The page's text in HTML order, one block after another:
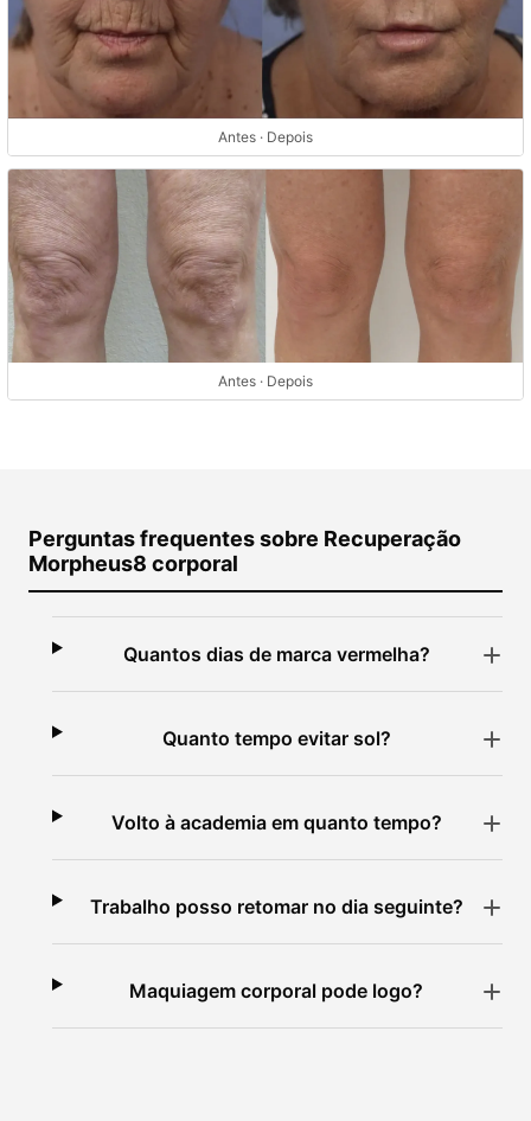
Antes · Depois
Antes · Depois
Perguntas frequentes sobre Recuperação
Morpheus8 corporal
Quantos dias de marca vermelha?
Quanto tempo evitar sol?
Volto à academia em quanto tempo?
Trabalho posso retomar no dia seguinte?
Maquiagem corporal pode logo?